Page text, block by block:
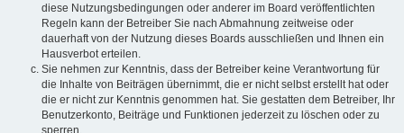
diese Nutzungsbedingungen oder anderer im Board veröffentlichten
Regeln kann der Betreiber Sie nach Abmahnung zeitweise oder
dauerhaft von der Nutzung dieses Boards ausschließen und Ihnen ein
Hausverbot erteilen.
Sie nehmen zur Kenntnis, dass der Betreiber keine Verantwortung für
die Inhalte von Beiträgen übernimmt, die er nicht selbst erstellt hat oder
die er nicht zur Kenntnis genommen hat. Sie gestatten dem Betreiber, Ihr
Benutzerkonto, Beiträge und Funktionen jederzeit zu löschen oder zu
sperren.